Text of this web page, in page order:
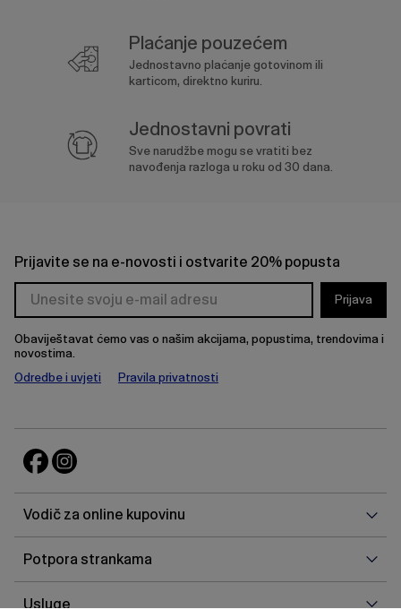
Plaćanje pouzećem
Jednostavno plaćanje gotovinom ili
karticom, direktno kuriru.
Jednostavni povrati
Sve narudžbe mogu se vratiti bez
navođenja razloga u roku od 30 dana.
Prijavite se na e-novosti i ostvarite 20% popusta
Prijava
Obaviještavat ćemo vas o našim akcijama, popustima, trendovima i
novostima.
Odredbe i uvjeti
Pravila privatnosti
Vodič za online kupovinu
Potpora strankama
Usluge